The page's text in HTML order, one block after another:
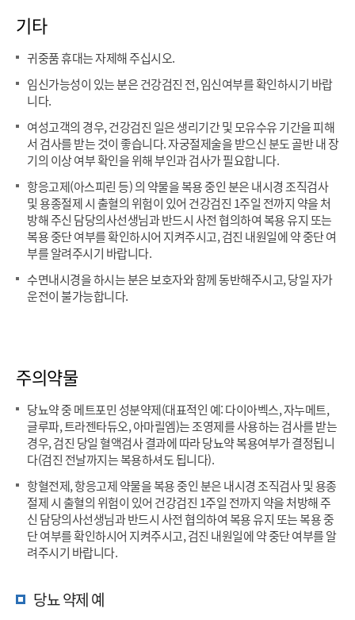
기타
귀중품 휴대는 자제해 주십시오.
임신가능성이 있는 분은 건강검진 전, 임신여부를 확인하시기 바랍
니다.
여성고객의 경우, 건강검진 일은 생리기간 및 모유수유 기간을 피해
서 검사를 받는 것이 좋습니다. 자궁절제술을 받으신 분도 골반 내 장
기의 이상 여부 확인을 위해 부인과 검사가 필요합니다.
항응고제(아스피린 등) 의 약물을 복용 중인 분은 내시경 조직검사
및 용종절제 시 출혈의 위험이 있어 건강검진 1주일 전까지 약을 처
방해 주신 담당의사선생님과 반드시 사전 협의하여 복용 유지 또는
복용 중단 여부를 확인하시어 지켜주시고, 검진 내원일에 약 중단 여
부를 알려주시기 바랍니다.
수면내시경을 하시는 분은 보호자와 함께 동반해주시고, 당일 자가
운전이 불가능합니다.
주의약물
당뇨약 중 메트포민 성분약제(대표적인 예: 다이아벡스, 자누메트,
글루파, 트라젠타듀오, 아마릴엠)는 조영제를 사용하는 검사를 받는
경우, 검진 당일 혈액검사 결과에 따라 당뇨약 복용여부가 결정됩니
다(검진 전날까지는 복용하셔도 됩니다).
항혈전제, 항응고제 약물을 복용 중인 분은 내시경 조직검사 및 용종
절제 시 출혈의 위험이 있어 건강검진 1주일 전까지 약을 처방해 주
신 담당의사선생님과 반드시 사전 협의하여 복용 유지 또는 복용 중
단 여부를 확인하시어 지켜주시고, 검진 내원일에 약 중단 여부를 알
려주시기 바랍니다.
당뇨 약제 예